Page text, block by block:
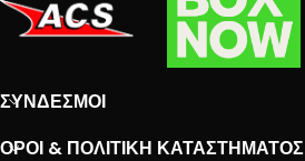
ΣΎΝΔΕΣΜΟΙ
ΌΡΟΙ & ΠΟΛΙΤΙΚΉ ΚΑΤΑΣΤΉΜΑΤΟΣ